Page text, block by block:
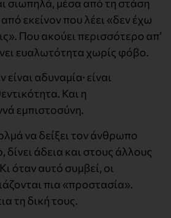
σιωπηλά, μέσα από τη στάση
εκείνον που λέει «δεν έχω
Που ακούει περισσότερο απ’
ευαλωτότητα χωρίς φόβο.
αδυναμία· είναι
Και η
εμπιστοσύνη.
να δείξει τον άνθρωπο
άδεια και στους άλλους
όταν αυτό συμβεί, οι
πια «προστασία».
τη δική τους.